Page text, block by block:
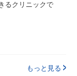
るクリニックで
もっと見る